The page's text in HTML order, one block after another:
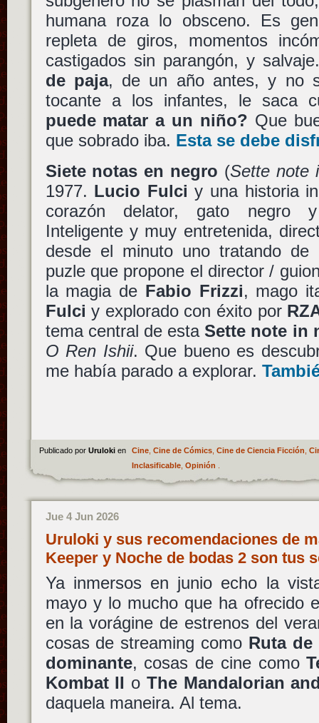
humana roza lo obsceno. Es
repleta de giros, momentos
castigados sin parangón, y
de paja, de un año antes, y no
tocante a los infantes, le saca
puede matar a un niño? Que
que sobrado iba. Esta se debe
Siete notas en negro (Sette note
1977. Lucio Fulci y una historia
corazón delator, gato negro y
Inteligente y muy entretenida,
desde el minuto uno tratando de
puzle que propone el director /
la magia de Fabio Frizzi, mago
Fulci y explorado con éxito por
tema central de estaSette note in
O Ren Ishii. Que bueno es
me había parado a explorar.
Publicado por Uruloki en Cine, Cine de Cómics, Cine de Ciencia Ficción,
Inclasificable, Opinión .
Jue 4 Jun 2026
Uruloki y sus recomendaciones de
Keeper y Noche de bodas 2 son tus
Ya inmersos en junio echo la
mayo y lo mucho que ha ofrecido
en la vorágine de estrenos del
cosas de streaming como Ruta de
dominante, cosas de cine como
Kombat II o The Mandalorian
daquela maneira. Al tema.